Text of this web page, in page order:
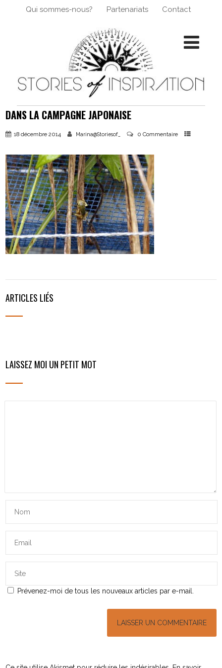
Qui sommes-nous? Partenariats Contact
DANS LA CAMPAGNE JAPONAISE
18 décembre 2014 Marina@Storiesof_ 0 Commentaire
ARTICLES LIÉS
LAISSEZ MOI UN PETIT MOT
Prévenez-moi de tous les nouveaux articles par e-mail.